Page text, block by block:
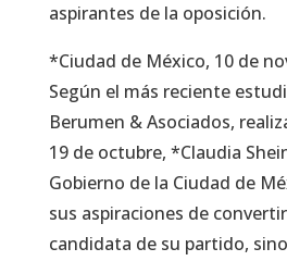
aspirantes de la oposición.
*Ciudad de México, 10 de
Según el más reciente
Berumen & Asociados,
19 de octubre, *Claudia
Gobierno de la Ciudad de
sus aspiraciones de
candidata de su partido,